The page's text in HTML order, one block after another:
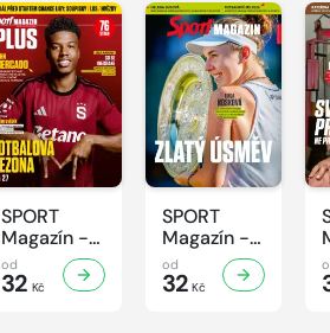
SPORT
Magazín -
30/2026
od
32 Kč
SPORT
Magazín -
29/2026
od
32 Kč